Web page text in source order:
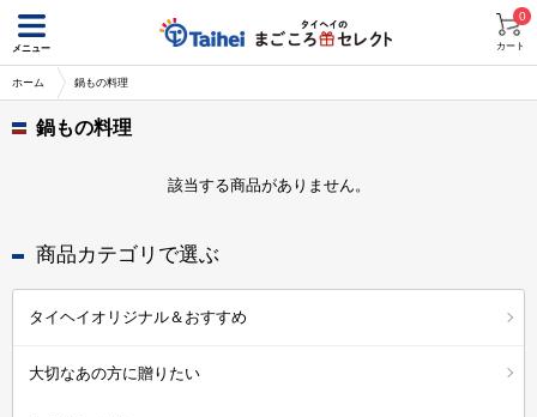
メニュー カート
0
ホーム 鍋もの料理
鍋もの料理
該当する商品がありません。
商品カテゴリで選ぶ
タイヘイオリジナル＆おすすめ
大切なあの方に贈りたい